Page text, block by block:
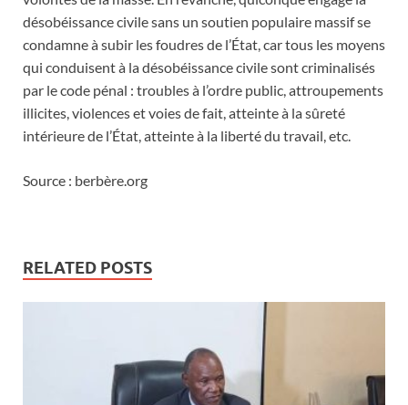
désobéissance civile sans un soutien populaire massif se
condamne à subir les foudres de l’État, car tous les moyens
qui conduisent à la désobéissance civile sont criminalisés
par le code pénal : troubles à l’ordre public, attroupements
illicites, violences et voies de fait, atteinte à la sûreté
intérieure de l’État, atteinte à la liberté du travail, etc.
Source : berbère.org
RELATED POSTS